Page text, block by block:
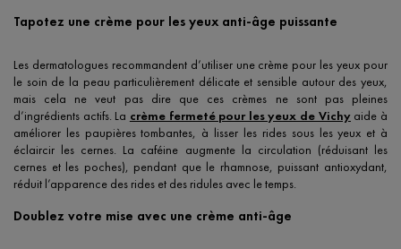
Tapotez une crème pour les yeux anti-âge puissante
Les dermatologues recommandent d’utiliser une crème pour les yeux pour
le soin de la peau particulièrement délicate et sensible autour des yeux,
mais cela ne veut pas dire que ces crèmes ne sont pas pleines
d’ingrédients actifs. La crème fermeté pour les yeux de Vichyaide à
améliorer les paupières tombantes, à lisser les rides sous les yeux et à
éclaircir les cernes. La caféine augmente la circulation (réduisant les
cernes et les poches), pendant que le rhamnose, puissant antioxydant,
réduit l’apparence des rides et des ridules avec le temps.
Doublez votre mise avec une crème anti-âge